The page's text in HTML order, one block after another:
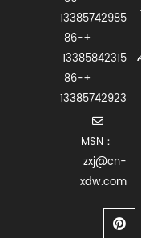
13385742985
+86-
13385842315
+86-
13385742923
MSN：
zxj@cn-
xdw.com